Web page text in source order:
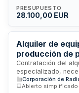
Dirección de
designar un jefe de
aplicará el régimen
PRESUPUESTO
28.100,00 EUR
Alquiler de
producción de
RTVE
Contratación del
especializado,
Especial Gala 1 que
Prado del Rey. El
Corporación de
Abierto simplificado